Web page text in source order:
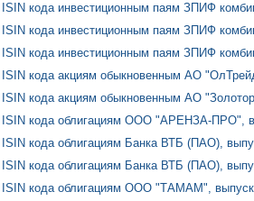
кода инвестиционным паям ЗПИФ
кода инвестиционным паям ЗПИФ
кода инвестиционным паям ЗПИФ
кода акциям обыкновенным АО
кода акциям обыкновенным АО
ISIN кода облигациям ООО "АРЕНЗА-ПРО",
кода облигациям Банка ВТБ (ПАО),
кода облигациям Банка ВТБ (ПАО),
ISIN кода облигациям ООО "ТАМАМ", выпуск